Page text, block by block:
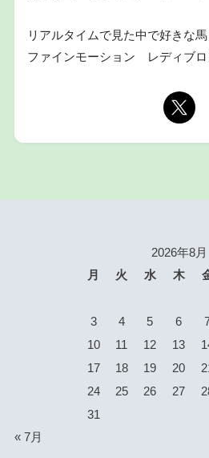
リアルタイムで見た中で好き
ファインモーション レディブロ
2026年8月
月
火 水 木
3
4 5 6
10
11 12 13
17
18 19 20
24
25 26 27
31
« 7月